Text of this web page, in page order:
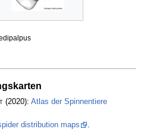
(2020): Atlas der Spinnentiere
distribution maps
.